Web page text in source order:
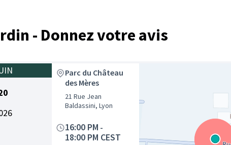
- Donnez votre avis
Parc du Château
des Mères
21 Rue Jean
Baldassini, Lyon
16:00 PM -
18:00 PM CEST